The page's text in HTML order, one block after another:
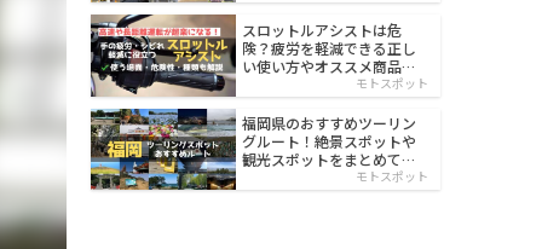
スロットルアシストは危
険？疲労を軽減できる正し
い使い方やオススメ商品を
モトスポット
福岡県のおすすめツーリン
グルート！絶景スポットや
観光スポットをまとめて紹
モトスポット